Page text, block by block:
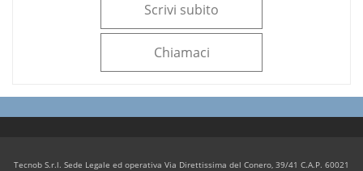
Scrivi subito
Chiamaci
Tecnob S.r.l. Sede Legale ed operativa Via Direttissima del Conero, 39/41 C.A.P. 60021